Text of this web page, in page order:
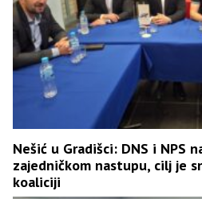
Nešić u Gradišci: DNS i NPS
zajedničkom nastupu, cilj je
koaliciji